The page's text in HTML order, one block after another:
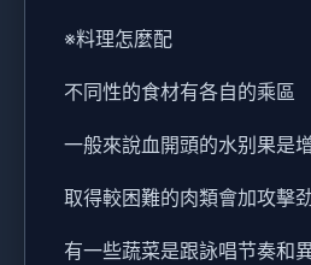
※料理怎麼配
不同性的食材有各自的乘區
一般來說血開頭的水别果是
取得較困難的肉類會加攻擊
有一些蔬菜是跟詠唱节奏和